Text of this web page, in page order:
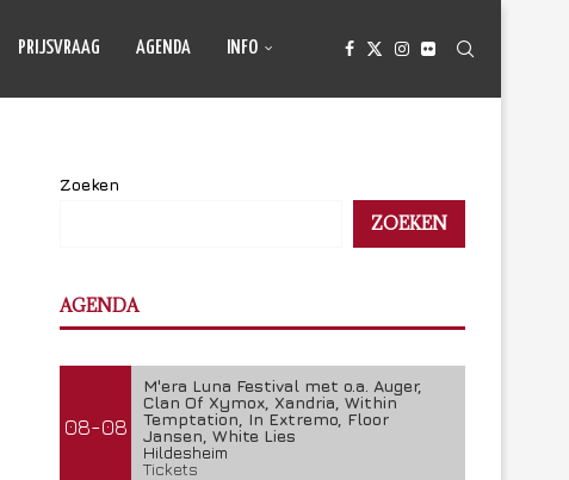
PRIJSVRAAG AGENDA INFO
Zoeken
ZOEKEN
AGENDA
08-08
M'era Luna Festival met o.a. Auger,
Clan Of Xymox, Xandria, Within
Temptation, In Extremo, Floor
Jansen, White Lies
Hildesheim
Tickets